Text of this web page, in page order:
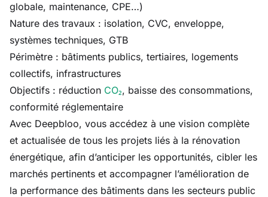
globale, maintenance, CPE…)
Nature des travaux : isolation, CVC, enveloppe,
systèmes techniques, GTB
Périmètre : bâtiments publics, tertiaires, logements
collectifs, infrastructures
Objectifs : réduction CO₂, baisse des consommations,
conformité réglementaire
Avec Deepbloo, vous accédez à une vision complète
et actualisée de tous les projets liés à la rénovation
énergétique, afin d’anticiper les opportunités, cibler les
marchés pertinents et accompagner l’amélioration de
la performance des bâtiments dans les secteurs public